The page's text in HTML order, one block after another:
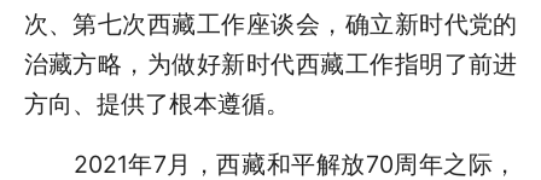
次、第七次西藏工作座谈会，确立新时代党的
治藏方略，为做好新时代西藏工作指明了前进
方向、提供了根本遵循。
2021年7月，西藏和平解放70周年之际，